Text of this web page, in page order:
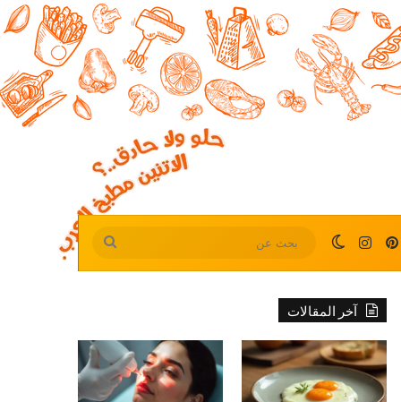
بينتيريستانستقرامالوضع المظلم
عن
آخر المقالات